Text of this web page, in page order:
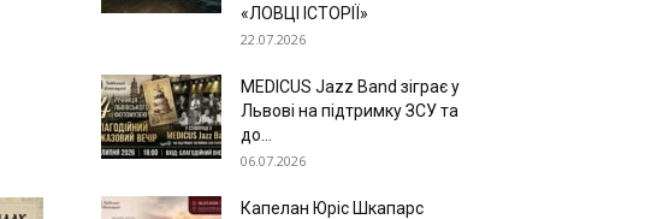
«ЛОВЦІ ІСТОРІЇ»
22.07.2026
MEDICUS Jazz Band зіграє у
Львові на підтримку ЗСУ та
до...
06.07.2026
Капелан Юріс Шкапарс